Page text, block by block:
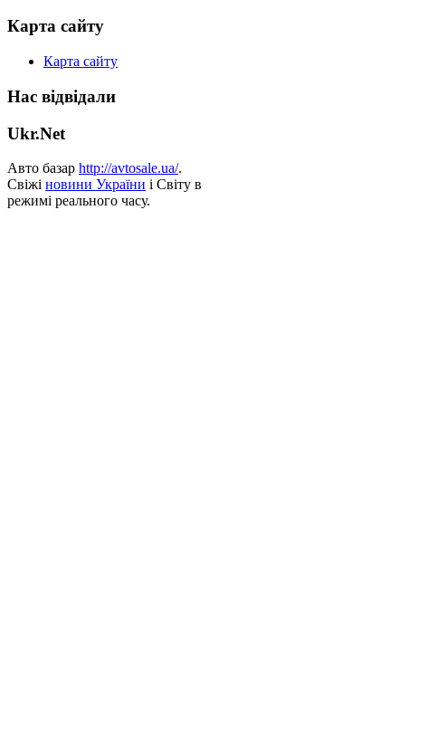
Карта сайту
Карта сайту
Нас відвідали
Ukr.Net
Авто базар http://avtosale.ua/.
Свіжі новини України і Світу в
режимі реального часу.